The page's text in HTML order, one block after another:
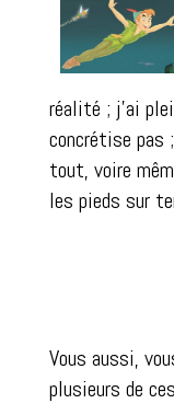
réalité ; j’ai
concrétise pas
tout, voire
les pieds sur
Vous aussi,
plusieurs de